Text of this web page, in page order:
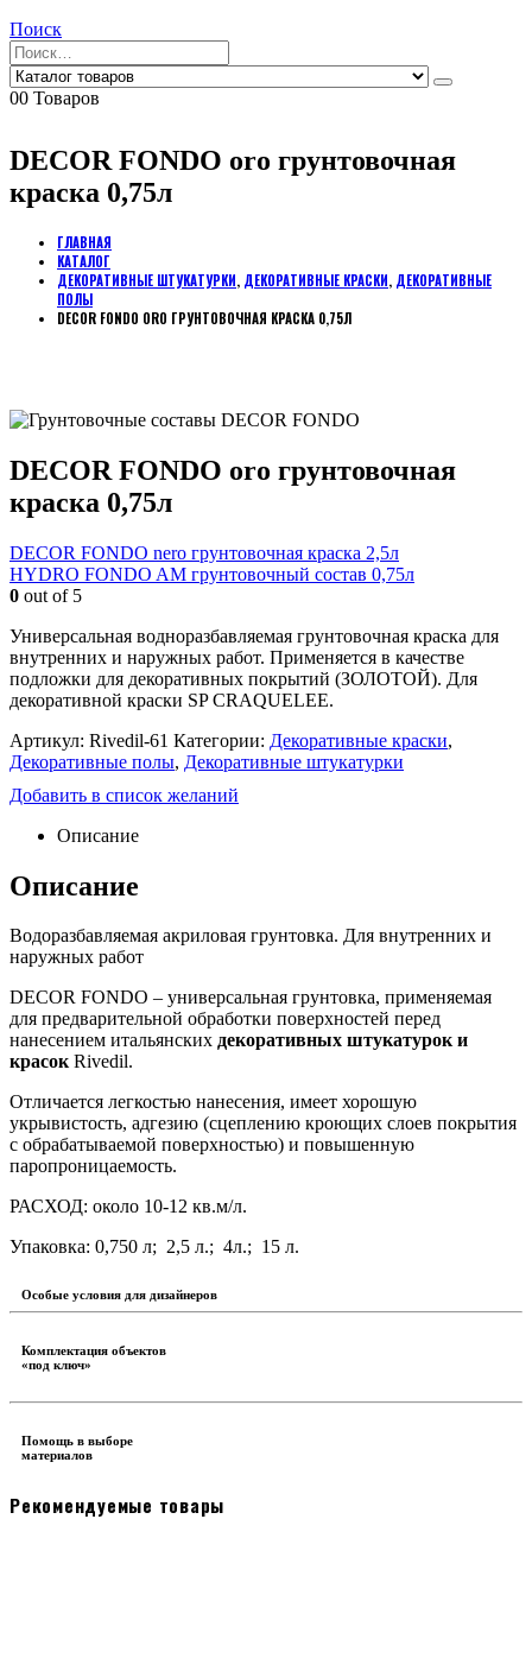
Поиск
00 Товаров
DECOR FONDO oro грунтовочная
краска 0,75л
ГЛАВНАЯ
КАТАЛОГ
ДЕКОРАТИВНЫЕ ШТУКАТУРКИ, ДЕКОРАТИВНЫЕ КРАСКИ, ДЕКОРАТИВНЫЕ
ПОЛЫ
DECOR FONDO ORO ГРУНТОВОЧНАЯ КРАСКА 0,75Л
DECOR FONDO oro грунтовочная
краска 0,75л
DECOR FONDO nero грунтовочная краска 2,5л
HYDRO FONDO AM грунтовочный состав 0,75л
0 out of 5
Универсальная водноразбавляемая грунтовочная краска для
внутренних и наружных работ. Применяется в качестве
подложки для декоративных покрытий (ЗОЛОТОЙ). Для
декоративной краски SP CRAQUELEE.
Артикул: Rivedil-61 Категории: Декоративные краски,
Декоративные полы, Декоративные штукатурки
Добавить в список желаний
Описание
Описание
Водоразбавляемая акриловая грунтовка. Для внутренних и
наружных работ
DECOR FONDO – универсальная грунтовка, применяемая
для предварительной обработки поверхностей перед
нанесением итальянских декоративных штукатурок и
красокRivedil.
Отличается легкостью нанесения, имеет хорошую
укрывистость, адгезию (сцеплению кроющих слоев покрытия
с обрабатываемой поверхностью) и повышенную
паропроницаемость.
РАСХОД: около 10-12 кв.м/л.
Упаковка: 0,750 л; 2,5 л.; 4л.; 15 л.
Особые условия для дизайнеров
Комплектация объектов
«под ключ»
Помощь в выборе
материалов
Рекомендуемые товары